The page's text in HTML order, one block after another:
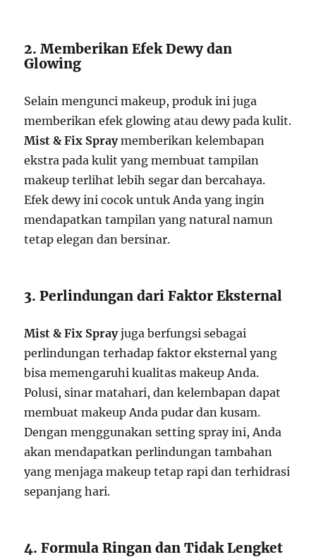
2. Memberikan Efek Dewy dan
Glowing
Selain mengunci makeup, produk ini juga
memberikan efek glowing atau dewy pada kulit.
Mist & Fix Spraymemberikan kelembapan
ekstra pada kulit yang membuat tampilan
makeup terlihat lebih segar dan bercahaya.
Efek dewy ini cocok untuk Anda yang ingin
mendapatkan tampilan yang natural namun
tetap elegan dan bersinar.
3. Perlindungan dari Faktor Eksternal
Mist & Fix Sprayjuga berfungsi sebagai
perlindungan terhadap faktor eksternal yang
bisa memengaruhi kualitas makeup Anda.
Polusi, sinar matahari, dan kelembapan dapat
membuat makeup Anda pudar dan kusam.
Dengan menggunakan setting spray ini, Anda
akan mendapatkan perlindungan tambahan
yang menjaga makeup tetap rapi dan terhidrasi
sepanjang hari.
4. Formula Ringan dan Tidak Lengket